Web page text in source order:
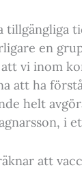
tillgängliga
en
vi inom
att ha
helt
i
att